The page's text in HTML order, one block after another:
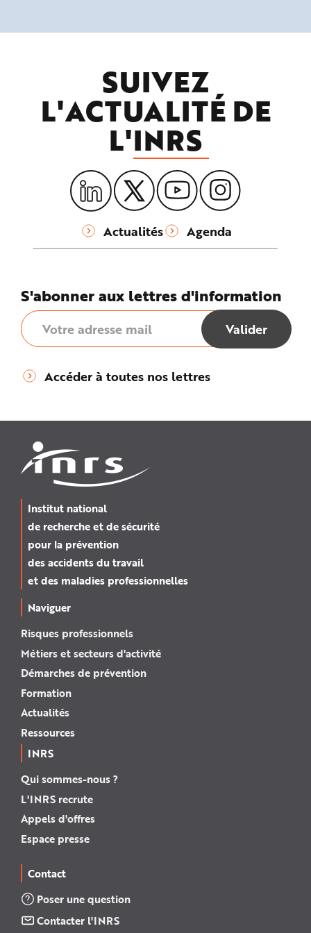
SUIVEZ
L'ACTUALITÉ DE
L'INRS
Actualités Agenda
S'abonner aux lettres d'information
Accéder à toutes nos lettres
Institut national
de recherche et de sécurité
pour la prévention
des accidents du travail
et des maladies professionnelles
Naviguer
Risques professionnels
Métiers et secteurs d'activité
Démarches de prévention
Formation
Actualités
Ressources
INRS
Qui sommes-nous ?
L'INRS recrute
Appels d'offres
Espace presse
Contact
Poser une question
Contacter l'INRS